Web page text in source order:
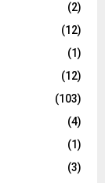
(2)
(12)
(1)
(12)
(103)
(4)
(1)
(3)